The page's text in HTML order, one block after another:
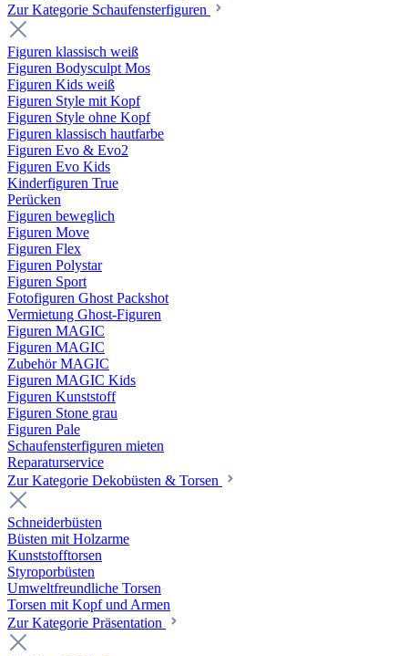
Zur Kategorie Schaufenster­figuren
Figuren klassisch weiß
Figuren Bodysculpt Mos
Figuren Kids weiß
Figuren Style mit Kopf
Figuren Style ohne Kopf
Figuren klassisch hautfarbe
Figuren Evo & Evo2
Figuren Evo Kids
Kinderfiguren True
Perücken
Figuren beweglich
Figuren Move
Figuren Flex
Figuren Polystar
Figuren Sport
Fotofiguren Ghost Packshot
Vermietung Ghost-Figuren
Figuren MAGIC
Figuren MAGIC
Zubehör MAGIC
Figuren MAGIC Kids
Figuren Kunststoff
Figuren Stone grau
Figuren Pale
Schaufensterfiguren mieten
Reparaturservice
Zur Kategorie Dekobüsten & Torsen
Schneiderbüsten
Büsten mit Holzarme
Kunststofftorsen
Styroporbüsten
Umweltfreundliche Torsen
Torsen mit Kopf und Armen
Zur Kategorie Präsentation